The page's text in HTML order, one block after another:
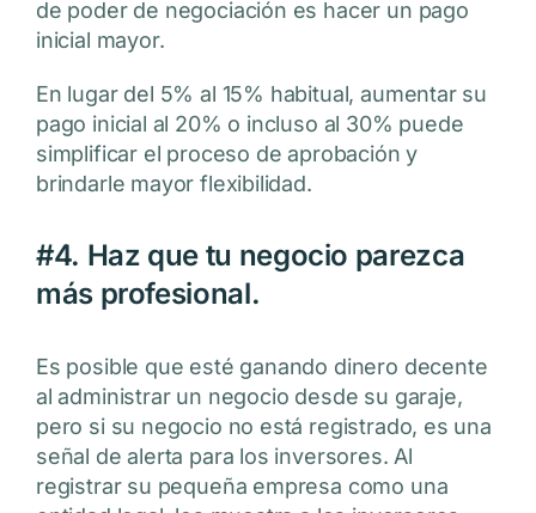
de poder de negociación es hacer un pago
inicial mayor.
En lugar del 5% al 15% habitual, aumentar su
pago inicial al 20% o incluso al 30% puede
simplificar el proceso de aprobación y
brindarle mayor flexibilidad.
#4. Haz que tu negocio parezca
más profesional.
Es posible que esté ganando dinero decente
al administrar un negocio desde su garaje,
pero si su negocio no está registrado, es una
señal de alerta para los inversores. Al
registrar su pequeña empresa como una